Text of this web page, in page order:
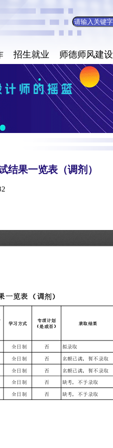
招生就业 师德师风建设
结果一览表（调剂）